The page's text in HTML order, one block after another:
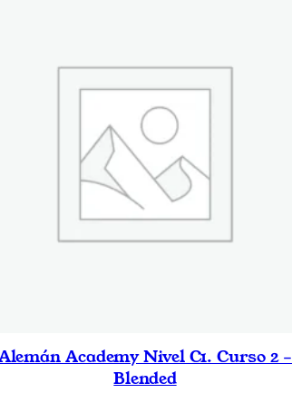
Academy Nivel C1. Curso 2 –
Blended